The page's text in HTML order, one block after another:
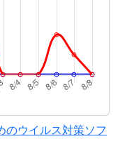
のウイルス対策ソフ